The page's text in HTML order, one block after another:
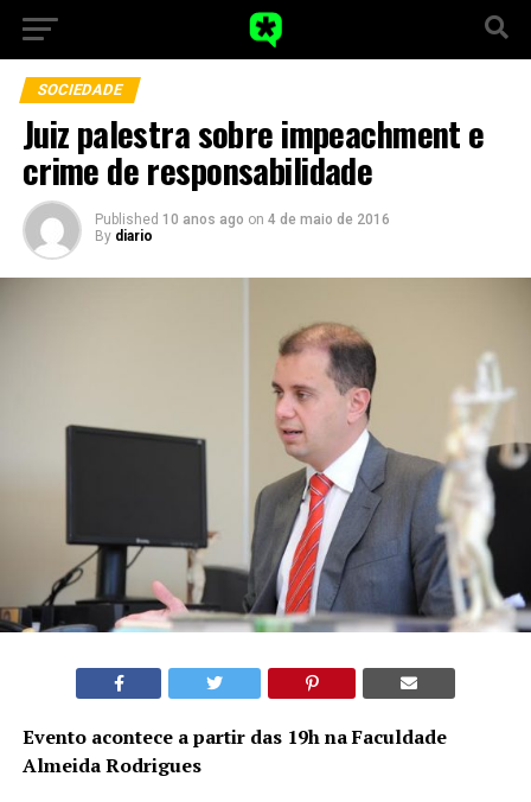
SOCIEDADE
Juiz palestra sobre impeachment e
crime de responsabilidade
Published 10 anos ago on 4 de maio de 2016
By diario
Evento acontece a partir das 19h na Faculdade
Almeida Rodrigues